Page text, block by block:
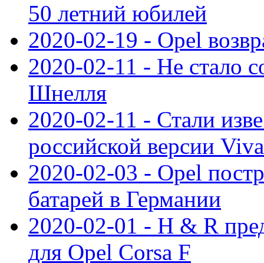
50 летний юбилей
2020-02-19 - Opel
2020-02-11 - Не стало
Шнелля
2020-02-11 - Стали
российской версии
2020-02-03 - Opel
батарей в Германии
2020-02-01 - H & R
для Opel Corsa F